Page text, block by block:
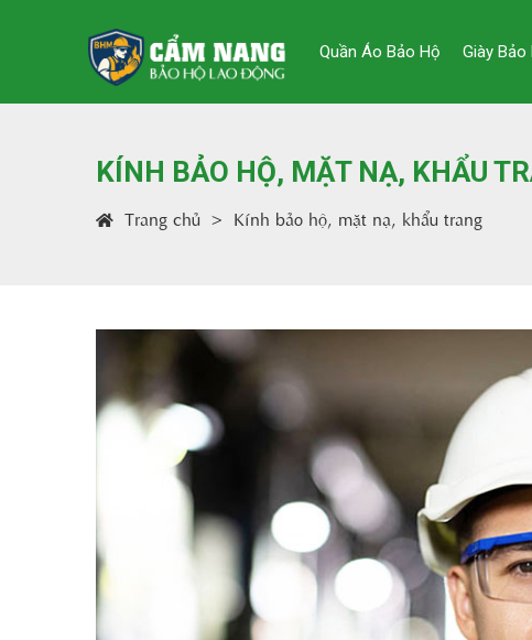
Quần Áo Bảo Hộ Giày
KÍNH BẢO HỘ, MẶT NẠ, KHẨU
Trang chủ Kính bảo hộ, mặt nạ, khẩu trang